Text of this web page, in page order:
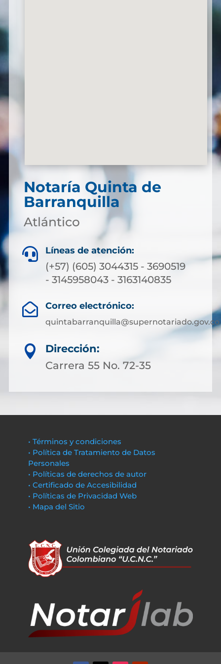
Notaría Quinta de
Barranquilla
Atlántico
 Líneas de atención:
(+57) (605) 3044315 - 3690519
- 3145958043 - 3163140835
 Correo electrónico:
quintabarranquilla@supernotariado.gov.co

Dirección:
Carrera 55 No. 72-35
• Términos y condiciones
• Política de Tratamiento de Datos
Personales
• Políticas de derechos de autor
• Certificado de Accesibilidad
• Políticas de Privacidad Web
• Mapa del Sitio